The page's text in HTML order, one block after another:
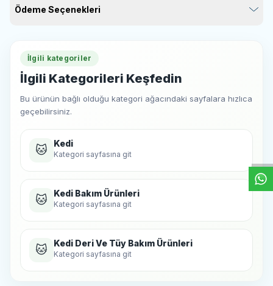
Ham kül %5,0
Nem %12,0
Kullanım Önerisi
Ortalama 4 kg ağırlığındaki bir kedi için günlük 3 g (yaklaşık 6 cm
macun) verilmesi önerilir. Düzenli kullanım, tüy yumağı oluşumunun
azalmasına yardımcı olur.
Ödeme Seçenekleri
İlgili kategoriler
İlgili Kategorileri Keşfedin
Bu ürünün bağlı olduğu kategori ağacındaki sayfalara hızlıca
geçebilirsiniz.
🐱 Kedi
Kategori sayfasına git
🐱 Kedi Bakım Ürünleri
Kategori sayfasına git
🐱 Kedi Deri Ve Tüy Bakım Ürünleri
Kategori sayfasına git